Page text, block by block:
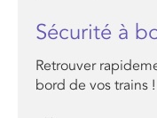
Sécurité à
Retrouver
bord de vos trains !